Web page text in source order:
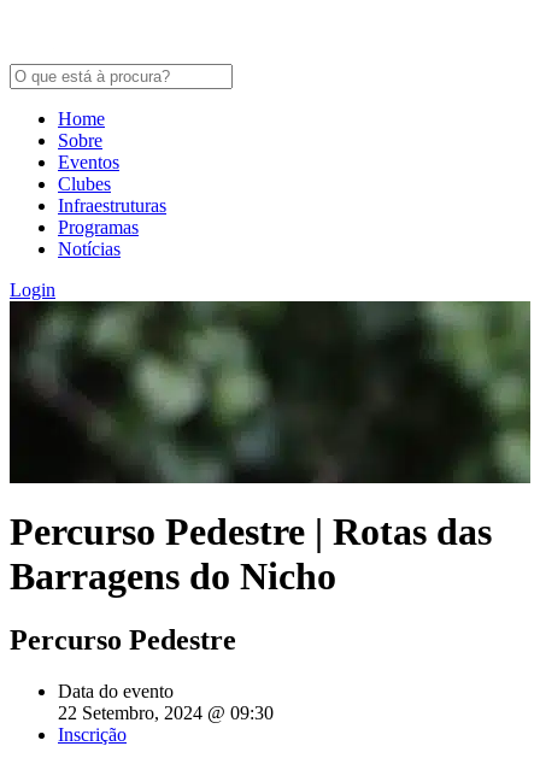
Home
Sobre
Eventos
Clubes
Infraestruturas
Programas
Notícias
Login
Percurso Pedestre | Rotas das
Barragens do Nicho
Percurso Pedestre
Data do evento
22 Setembro, 2024 @ 09:30
Inscrição